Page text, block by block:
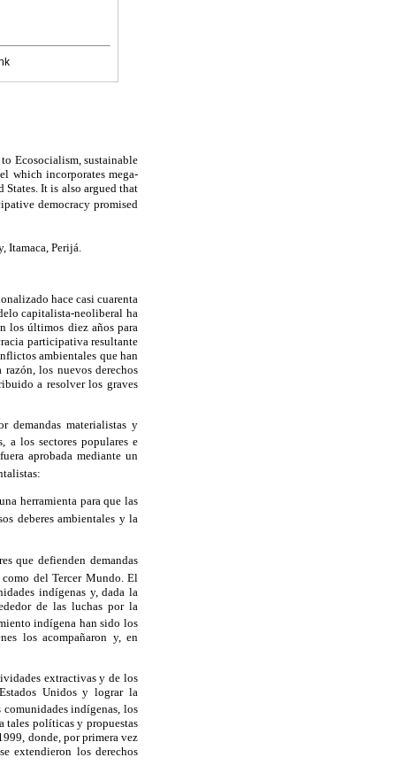
Ecosocialism, sustainable
which incorporates mega-
It is also argued that
democracy promised
Itamaca, Perijá.
hace casi cuarenta
capitalista-neoliberal ha
los últimos diez años para
participativa resultante
ambientales que han
los nuevos derechos
a resolver los graves
demandas materialistas y
a los sectores populares e
aprobada mediante un
herramienta para que las
deberes ambientales y la
que defienden demandas
del Tercer Mundo. El
indígenas y, dada la
de las luchas por la
indígena han sido los
los acompañaron y, en
extractivas y de los
Unidos y lograr la
comunidades indígenas, los
tales políticas y propuestas
donde, por primera vez
extendieron los derechos